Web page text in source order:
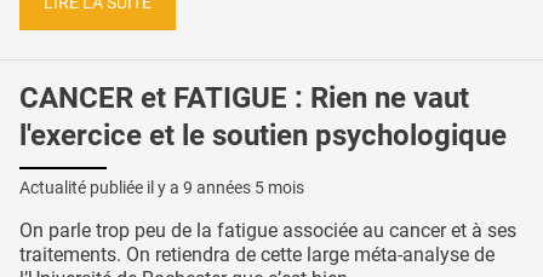
CANCER et FATIGUE : Rien ne vaut
l'exercice et le soutien psychologique
Actualité publiée il y a 9 années 5 mois
On parle trop peu de la fatigue associée au cancer et à ses
traitements. On retiendra de cette large méta-analyse de